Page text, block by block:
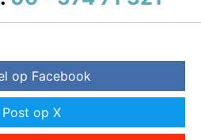
op Facebook
Post op X